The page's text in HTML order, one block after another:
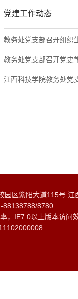
党建工作动态
教务处党支部召开组织
教务处党支部召开党史
江西科技学院教务处党
园区紫阳大道115号
8780
，IE7.0以上版本访问